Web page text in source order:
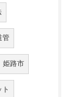
管
姫路市